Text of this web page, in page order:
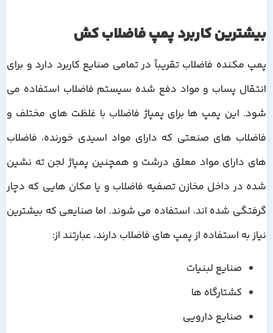
بیشترین کاربرد پمپ فاضلاب کش
پمپ مکنده فاضلاب تقریباً در تمامی صنایع کاربرد دارد و برای
انتقال پساب و مواد دفع شده سیستم فاضلاب استفاده می
شود. این پمپ ها برای پمپاژ فاضلاب با غلظت های مختلف و
فاضلاب های صنعتی که دارای مواد اسیدی خورنده، فاضلاب
های دارای مواد معلق درشت و همچنین پمپاژ لجن ته نشین
شده در داخل مخازن تصفیه فاضلاب و یا مکان هایی که دچار
گرفتگی شده اند، استفاده می شوند. اما صنایعی که بیشترین
نیاز به استفاده از پمپ های فاضلاب دارند، عبارتند از:
صنایع لبنیات
کشتارگاه ها
صنایع دارویی